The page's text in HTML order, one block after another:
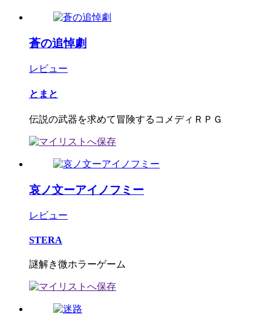
蒼の追悼劇
レビュー
とまと
伝説の武器を求めて冒険するコメディＲＰＧ
哀ノ文ーアイノフミー
レビュー
STERA
謎解き微ホラーゲーム